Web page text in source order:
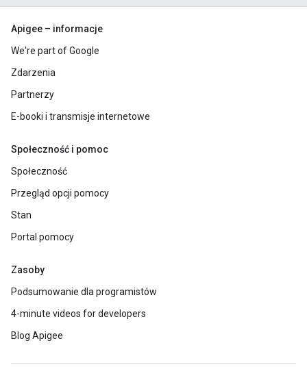
Apigee – informacje
We're part of Google
Zdarzenia
Partnerzy
E-booki i transmisje internetowe
Społeczność i pomoc
Społeczność
Przegląd opcji pomocy
Stan
Portal pomocy
Zasoby
Podsumowanie dla programistów
4-minute videos for developers
Blog Apigee